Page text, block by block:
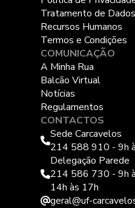
Tratamento de
Recursos Humanos
Termos e Condições
COMUNICAÇÃO
A Minha Rua
Balcão Virtual
Notícias
Regulamentos
CONTACTOS
Sede Carcavelos
214 588 910 - 9h
Delegação Parede
214 586 730 - 9h
14h às 17h
geral@uf-